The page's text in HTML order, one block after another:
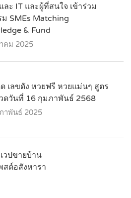
ละ IT และผู้ที่สนใจ เข้าร่วม
ม SMEs Matching
& Fund
คม 2025
เลขดัง หวยฟรี หวยแม่นๆ สูตร
ดวันที่ 16 กุมภาพันธ์ 2568
าพันธ์ 2025
วปขายบ้าน
สต์อสังหารา